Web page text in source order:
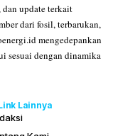
update terkait
dari fosil, terbarukan,
mengedepankan
sesuai dengan dinamika
Lainnya